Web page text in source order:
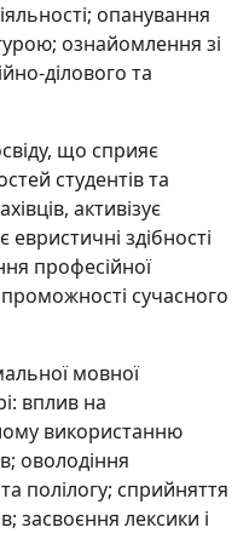
опанування
ознайомлення зі
ділового та
що сприяє
студентів та
активізує
евристичні здібності
професійної
сучасного
мовної
вплив на
використанню
оволодіння
полілогу; сприйняття
засвоєння лексики і